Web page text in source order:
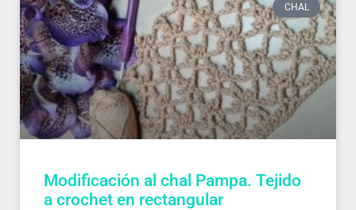
CHAL
Modificación al chal Pampa. Tejido
a crochet en rectangular